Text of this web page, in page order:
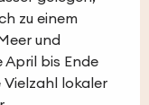
zu einem
und
bis Ende
Vielzahl lokaler